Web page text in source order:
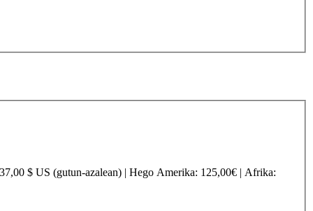
$ US (gutun-azalean) | Hego Amerika: 125,00€ | Afrika: